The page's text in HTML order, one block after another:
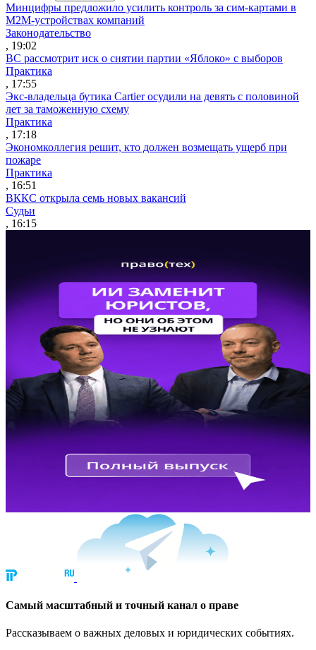
Минцифры предложило усилить контроль за сим-картами в
M2M-устройствах компаний
Законодательство
, 19:02
ВС рассмотрит иск о снятии партии «Яблоко» с выборов
Практика
, 17:55
Экс-владельца бутика Cartier осудили на девять с половиной
лет за таможенную схему
Практика
, 17:18
Экономколлегия решит, кто должен возмещать ущерб при
пожаре
Практика
, 16:51
ВККС открыла семь новых вакансий
Судьи
, 16:15
Cамый масштабный и точный канал о праве
Рассказываем о важных деловых и юридических событиях.